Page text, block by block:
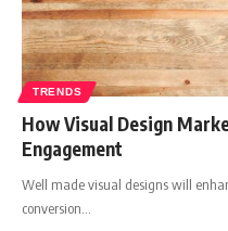
TRENDS
How Visual Design
Engagement
Well made visual designs will
conversion